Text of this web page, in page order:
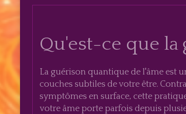
Qu'est-ce que la
La guérison quantique de l'âme est
couches subtiles de votre être.
symptômes en surface, cette
votre âme porte parfois depuis